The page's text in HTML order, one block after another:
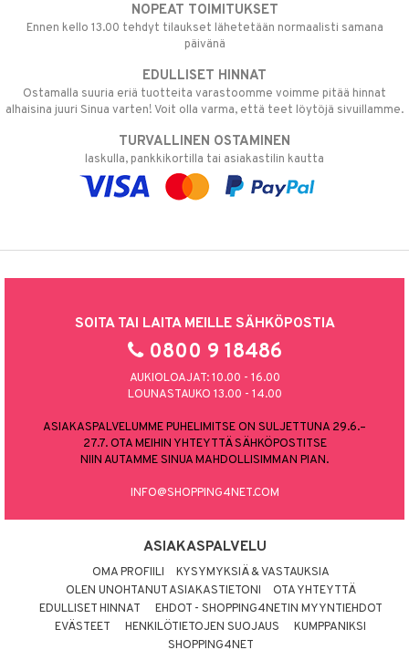
NOPEAT TOIMITUKSET
Ennen kello 13.00 tehdyt tilaukset lähetetään normaalisti samana
päivänä
EDULLISET HINNAT
Ostamalla suuria eriä tuotteita varastoomme voimme pitää hinnat
alhaisina juuri Sinua varten! Voit olla varma, että teet löytöjä sivuillamme.
TURVALLINEN OSTAMINEN
laskulla, pankkikortilla tai asiakastilin kautta
SOITA TAI LAITA MEILLE SÄHKÖPOSTIA
0800 9 18486
AUKIOLOAJAT: 10.00 - 16.00
LOUNASTAUKO 13.00 - 14.00
ASIAKASPALVELUMME PUHELIMITSE ON SULJETTUNA 29.6.–
27.7. OTA MEIHIN YHTEYTTÄ SÄHKÖPOSTITSE
NIIN AUTAMME SINUA MAHDOLLISIMMAN PIAN.
INFO@SHOPPING4NET.COM
ASIAKASPALVELU
OMA PROFIILI
KYSYMYKSIÄ & VASTAUKSIA
OLEN UNOHTANUT ASIAKASTIETONI
OTA YHTEYTTÄ
EDULLISET HINNAT
EHDOT - SHOPPING4NETIN MYYNTIEHDOT
EVÄSTEET
HENKILÖTIETOJEN SUOJAUS
KUMPPANIKSI
SHOPPING4NET